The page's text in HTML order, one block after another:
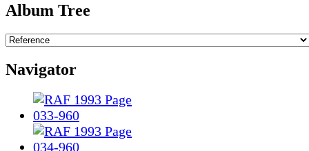
Album Tree
Navigator